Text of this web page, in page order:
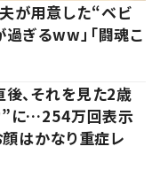
が用意した“ベビ
ぎるww」「闘魂こ
、それを見た2歳
に…254万回表示
顔はかなり重症レ